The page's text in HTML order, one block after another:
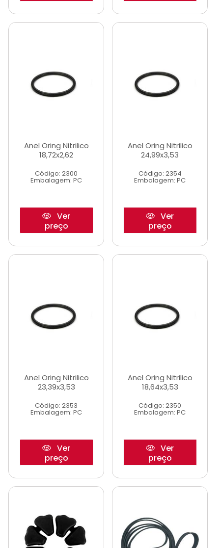
Anel Oring Nitrilico
18,72x2,62
Código: 2300
Embalagem: PC
Ver
preço
Anel Oring Nitrilico
24,99x3,53
Código: 2354
Embalagem: PC
Ver
preço
Anel Oring Nitrilico
23,39x3,53
Código: 2353
Embalagem: PC
Ver
preço
Anel Oring Nitrilico
18,64x3,53
Código: 2350
Embalagem: PC
Ver
preço